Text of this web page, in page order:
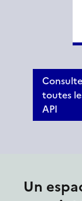
toutes
API
Un